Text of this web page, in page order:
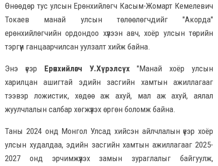
Өнөөдөр тус улсын Ерөнхийлөгч Касым-Жомарт Кемелевич
Токаев манай улсын төлөөлөгчдийг "Акорда"
ерөнхийлөгчийн ордондоо хүлээн авч, хоёр улсын төрийн
тэргүүн ганцаарчилсан уулзалт хийж байна.
Энэ үеэр Ерөнхийлөгч У.Хүрэлсүх"Манай хоёр улсын
харилцан ашигтай эдийн засгийн хамтын ажиллагааг
тээвэр ложистик, хөдөө аж ахуй, мал аж ахуй, аялал
жуулчлалын салбар хөгжүүлэх өргөн боломж байна.
Таны 2024 онд Монгол Улсад хийсэн айлчлалын үеэр хоёр
улсын худалдаа, эдийн засгийн хамтын ажиллагааг 2025-
2027 онд эрчимжүүлэх замын зураглалыг байгуулж,